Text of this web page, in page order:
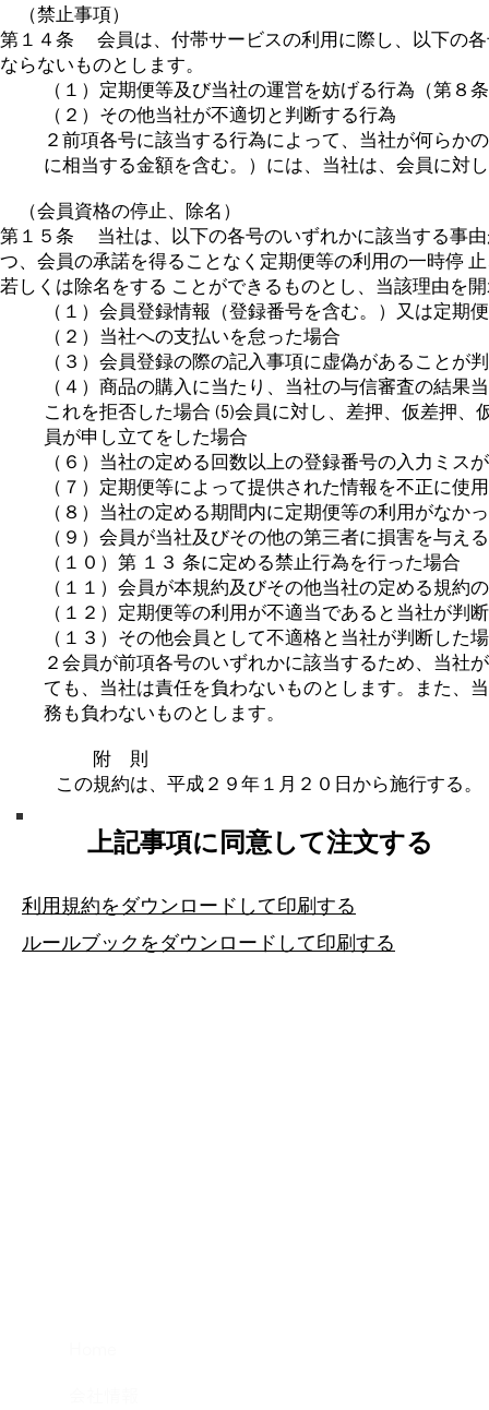
（禁止事項）
第１４条 会員は、付帯サービスの利用に際し、以下の
ならないものとします。
（１）定期便等及び当社の運営を妨げる行為（第
（２）その他当社が不適切と判断する行為
２前項各号に該当する行為によって、当社が何らか
に相当する金額を含む。）には、当社は、会員に対
（会員資格の停止、除名）
第１５条 当社は、以下の各号のいずれかに該当する事
つ、会員の承諾を得ることなく定期便等の利用の一時停
若しくは除名をする ことができるものとし、当該理由を
（１）会員登録情報（登録番号を含む。）又は定期
（２）当社への支払いを怠った場合
（３）会員登録の際の記入事項に虚偽があることが
（４）商品の購入に当たり、当社の与信審査の結
これを拒否した場合 (5)会員に対し、差押、仮差押
員が申し立てをした場合
（６）当社の定める回数以上の登録番号の入力ミス
（７）定期便等によって提供された情報を不正に使
（８）当社の定める期間内に定期便等の利用がなか
（９）会員が当社及びその他の第三者に損害を与え
（１０）第 １３ 条に定める禁止行為を行った場合
（１１）会員が本規約及びその他当社の定める規約
（１２）定期便等の利用が不適当であると当社が判
（１３）その他会員として不適格と当社が判断した
２会員が前項各号のいずれかに該当するため、当社
ても、当社は責任を負わないものとします。また、
務も負わないものとします。
附 則
この規約は、平成２９年１月２０日から施行する。
上記事項に同意して注文する
利用規約をダウンロードして印刷する
ルールブックをダウンロードして印刷する